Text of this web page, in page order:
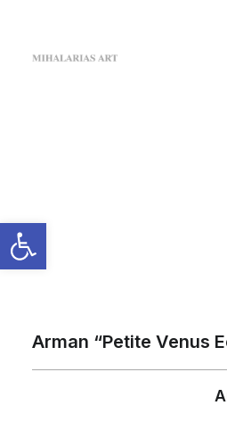
Arman “Petite Venus